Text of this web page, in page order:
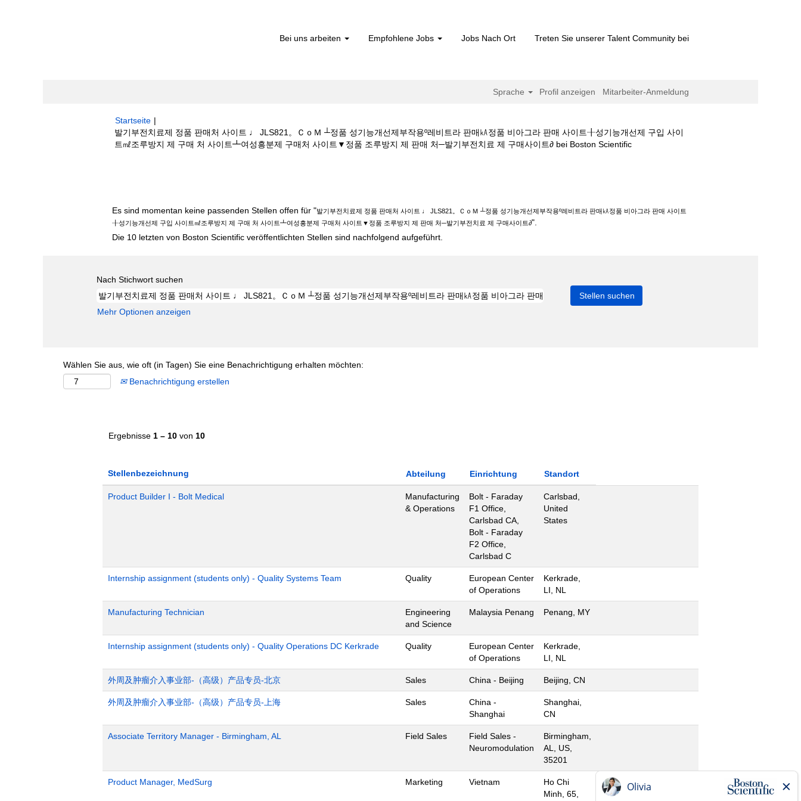
Bei uns arbeiten Empfohlene Jobs Jobs Nach Ort Treten Sie unserer Talent Community bei
Sprache Profil anzeigen Mitarbeiter-Anmeldung
Startseite |
발기부전치료제 정품 판매처 사이트 ♩ JLS821。ＣｏＭ ┴정품 성기능개선제부작용º레비트라 판매㎄정품 비아그라 판매 사이트╂성기능개선제 구입 사이
트㎖조루방지 제 구매 처 사이트┻여성흥분제 구매처 사이트▼정품 조루방지 제 판매 처─발기부전치료 제 구매사이트∂ bei Boston Scientific(aktuelle
Es sind momentan keine passenden Stellen offen für "발기부전치료제 정품 판매처 사이트 ♩ JLS821。ＣｏＭ ┴정품 성기능개선제부작용º레비트라 판매㎄정품 비아그라 판매 사이트
╂성기능개선제 구입 사이트㎖조루방지 제 구매 처 사이트┻여성흥분제 구매처 사이트▼정품 조루방지 제 판매 처─발기부전치료 제 구매사이트∂".
Die 10 letzten von Boston Scientific veröffentlichten Stellen sind nachfolgend aufgeführt.
Nach Stichwort suchen
Mehr Optionen anzeigen
Wählen Sie aus, wie oft (in Tagen) Sie eine Benachrichtigung erhalten möchten:
Benachrichtigung erstellen
Ergebnisse 1 – 10 von 10
Stellenbezeichnung Abteilung Einrichtung Standort
Product Builder I - Bolt Medical
Manufacturing
& Operations
Bolt - Faraday
F1 Office,
Carlsbad CA,
Bolt - Faraday
F2 Office,
Carlsbad C
Carlsbad,
United
States
Internship assignment (students only) - Quality Systems Team Quality
European Center
of Operations
Kerkrade,
LI, NL
Manufacturing Technician
Engineering
and Science
Malaysia Penang Penang, MY
Internship assignment (students only) - Quality Operations DC Kerkrade Quality
European Center
of Operations
Kerkrade,
LI, NL
外周及肿瘤介入事业部-（高级）产品专员-北京 Sales China - Beijing Beijing, CN
外周及肿瘤介入事业部-（高级）产品专员-上海 Sales
China -
Shanghai
Shanghai,
CN
Associate Territory Manager - Birmingham, AL Field Sales
Field Sales -
Neuromodulation
Birmingham,
AL, US,
35201
Product Manager, MedSurg Marketing Vietnam
Ho Chi
Minh, 65,